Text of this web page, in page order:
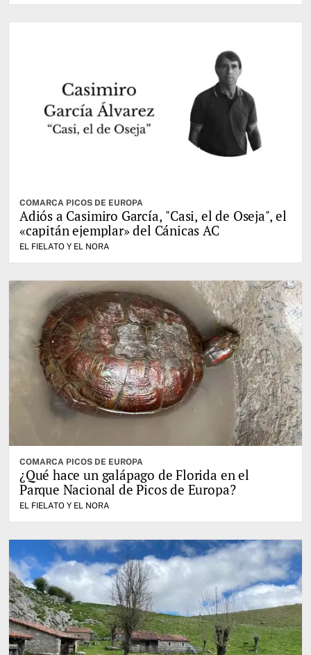
COMARCA PICOS DE EUROPA
Adiós a Casimiro García, "Casi, el de Oseja", el
«capitán ejemplar» del Cánicas AC
EL FIELATO Y EL NORA
COMARCA PICOS DE EUROPA
¿Qué hace un galápago de Florida en el
Parque Nacional de Picos de Europa?
EL FIELATO Y EL NORA